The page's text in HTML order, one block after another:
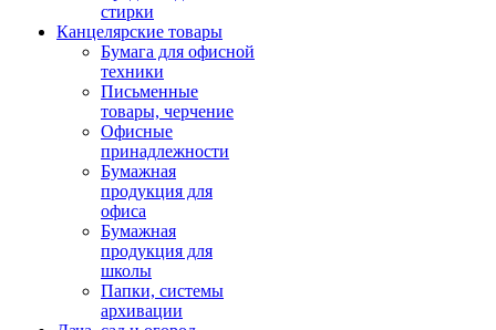
стирки
Канцелярские товары
Бумага для офисной
техники
Письменные
товары, черчение
Офисные
принадлежности
Бумажная
продукция для
офиса
Бумажная
продукция для
школы
Папки, системы
архивации